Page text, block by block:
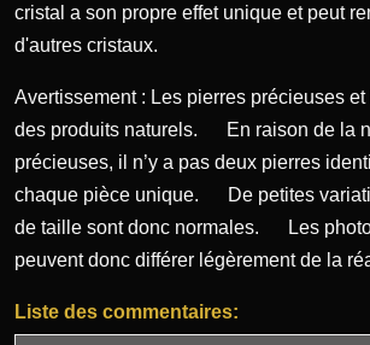
cristal a son propre effet unique et peut
d'autres cristaux.
Avertissement : Les pierres précieuses
des produits naturels. En raison de la
précieuses, il n’y a pas deux pierres
chaque pièce unique. De petites
de taille sont donc normales. Les
peuvent donc différer légèrement de la
Liste des commentaires: